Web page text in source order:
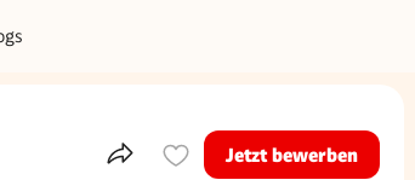
Teile dieses InseratJetzt bewerben